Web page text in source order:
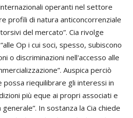
operanti nel settore
profili di natura anticoncorrenziale
del mercato”. Cia rivolge
Op i cui soci, spesso, subiscono
o discriminazioni nell'accesso alle
Auspica perciò
possa riequilibrare gli interessi in
più eque ai propri associati e
In sostanza la Cia chiede